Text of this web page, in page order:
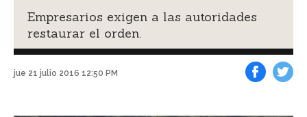
Empresarios exigen a las autoridades
restaurar el orden.
jue 21 julio 2016 12:50 PM